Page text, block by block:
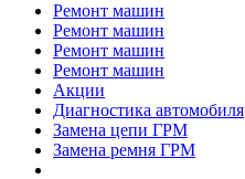
Ремонт машин
Ремонт машин
Ремонт машин
Ремонт машин
Акции
Диагностика автомобиля
Замена цепи ГРМ
Замена ремня ГРМ